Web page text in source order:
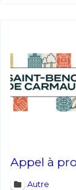
Appel à
Autre